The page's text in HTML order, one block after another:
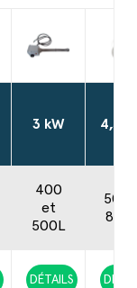
3 kW 4,5
400
et
500L
500
DÉTAILS